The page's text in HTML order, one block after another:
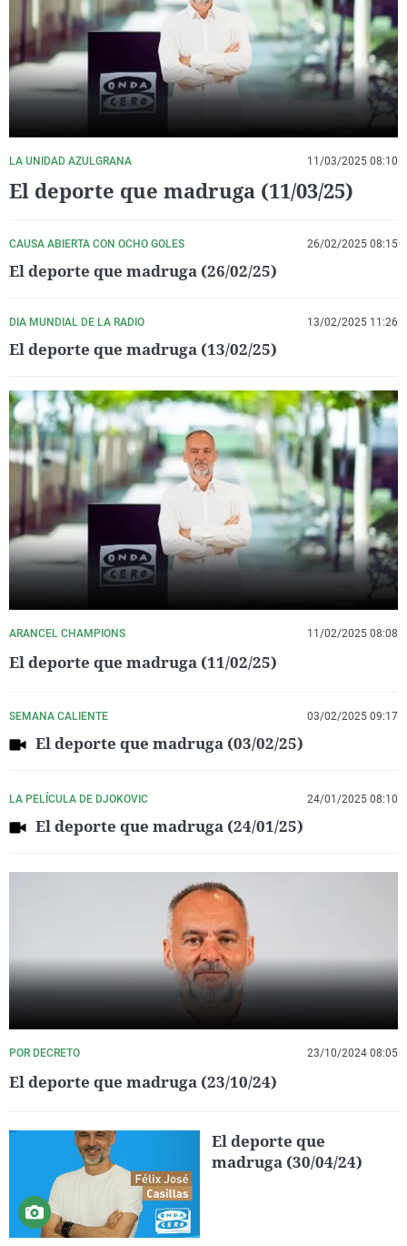
La rosa de los vientos
Gente viajera
Como el perro y el
Caso
Retornados
Equipo de
Operación Viuda
Extremadura
Galicia
La Rioja
País Vasco
Virales
Televisión
Elecciones
LA UNIDAD AZULGRANA 11/03/2025 08:10
El deporte que madruga (11/03/25)
CAUSA ABIERTA CON OCHO GOLES 26/02/2025 08:15
El deporte que madruga (26/02/25)
DIA MUNDIAL DE LA RADIO 13/02/2025 11:26
El deporte que madruga (13/02/25)
ARANCEL CHAMPIONS 11/02/2025 08:08
El deporte que madruga (11/02/25)
SEMANA CALIENTE 03/02/2025 09:17
El deporte que madruga (03/02/25)
LA PELÍCULA DE DJOKOVIC 24/01/2025 08:10
El deporte que madruga (24/01/25)
POR DECRETO 23/10/2024 08:05
El deporte que madruga (23/10/24)
El deporte que
madruga (30/04/24)